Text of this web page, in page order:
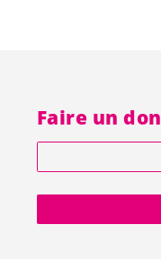
Faire un don